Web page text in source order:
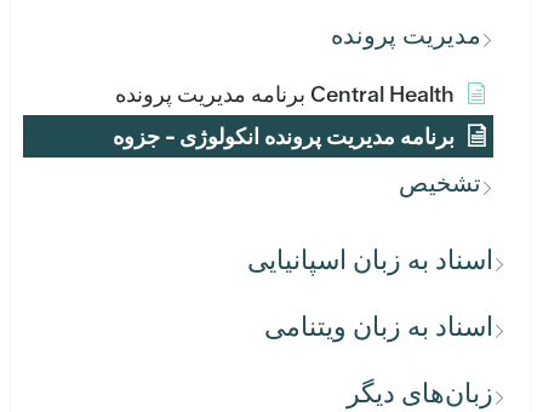
مدیریت پرونده
Central Health برنامه مدیریت پرونده
برنامه مدیریت پرونده انکولوژی - جزوه
تشخیص
اسناد به زبان اسپانیایی
اسناد به زبان ویتنامی
زبان‌های دیگر